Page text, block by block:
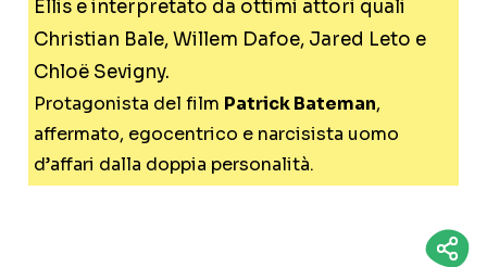
Ellis e interpretato da ottimi attori quali
Christian Bale, Willem Dafoe, Jared Leto e
Chloë Sevigny.
Protagonista del film Patrick Bateman,
affermato, egocentrico e narcisista uomo
d’affari dalla doppia personalità.